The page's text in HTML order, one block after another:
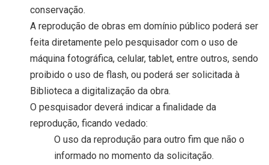
conservação.
A reprodução de obras em domínio público poderá ser
feita diretamente pelo pesquisador com o uso de
máquina fotográfica, celular, tablet, entre outros, sendo
proibido o uso de flash, ou poderá ser solicitada à
Biblioteca a digitalização da obra.
O pesquisador deverá indicar a finalidade da
reprodução, ficando vedado:
O uso da reprodução para outro fim que não o
informado no momento da solicitação.